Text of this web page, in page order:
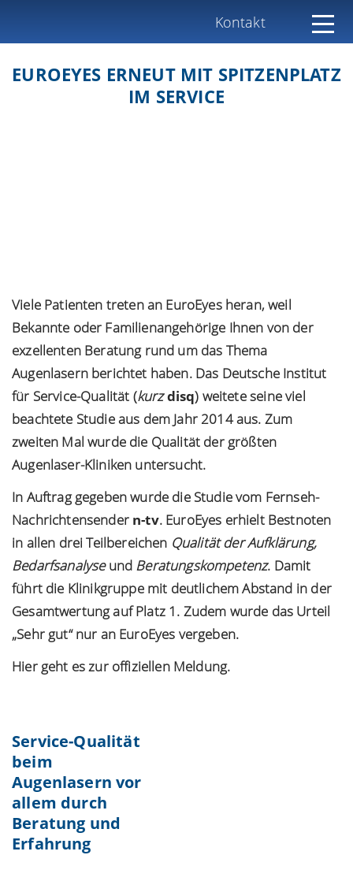
Kontakt
EUROEYES ERNEUT MIT SPITZENPLATZ
IM SERVICE
Viele Patienten treten an EuroEyes heran, weil
Bekannte oder Familienangehörige Ihnen von der
exzellenten Beratung rund um das Thema
Augenlasern berichtet haben. Das Deutsche Institut
für Service-Qualität (kurzdisq) weitete seine viel
beachtete Studie aus dem Jahr 2014 aus. Zum
zweiten Mal wurde die Qualität der größten
Augenlaser-Kliniken untersucht.
In Auftrag gegeben wurde die Studie vom Fernseh-
Nachrichtensender n-tv. EuroEyes erhielt Bestnoten
in allen drei Teilbereichen Qualität der Aufklärung,
Bedarfsanalyseund Beratungskompetenz. Damit
führt die Klinikgruppe mit deutlichem Abstand in der
Gesamtwertung auf Platz 1. Zudem wurde das Urteil
„Sehr gut“ nur an EuroEyes vergeben.
Hier geht es zur offiziellen Meldung.
Service-Qualität
beim
Augenlasern vor
allem durch
Beratung und
Erfahrung